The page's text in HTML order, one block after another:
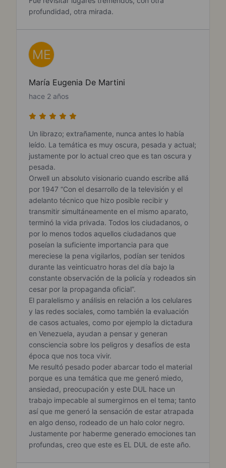
profundidad, otra mirada.
ME
María Eugenia De Martini
hace 2 años
Un librazo; extrañamente, nunca antes lo había
leído. La temática es muy oscura, pesada y actual;
justamente por lo actual creo que es tan oscura y
pesada.
Orwell un absoluto visionario cuando escribe allá
por 1947 “Con el desarrollo de la televisión y el
adelanto técnico que hizo posible recibir y
transmitir simultáneamente en el mismo aparato,
terminó la vida privada. Todos los ciudadanos, o
por lo menos todos aquellos ciudadanos que
poseían la suficiente importancia para que
mereciese la pena vigilarlos, podían ser tenidos
durante las veinticuatro horas del día bajo la
constante observación de la policía y rodeados sin
cesar por la propaganda oficial”.
El paralelismo y análisis en relación a los celulares
y las redes sociales, como también la evaluación
de casos actuales, como por ejemplo la dictadura
en Venezuela, ayudan a pensar y generan
consciencia sobre los peligros y desafíos de esta
época que nos toca vivir.
Me resultó pesado poder abarcar todo el material
porque es una temática que me generó miedo,
ansiedad, preocupación y este DUL hace un
trabajo impecable al sumergirnos en el tema; tanto
así que me generó la sensación de estar atrapada
en algo denso, rodeado de un halo color negro.
Justamente por haberme generado emociones tan
profundas, creo que este es EL DUL de este año.